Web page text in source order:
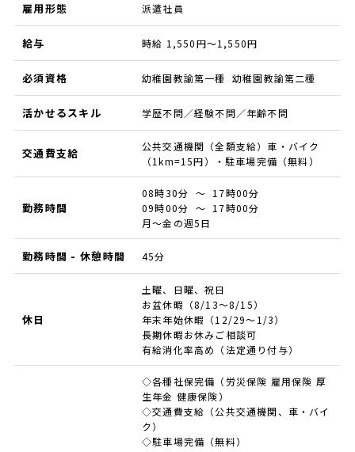
雇用形態 派遣社員
給与 時給 1,550円～1,550円
必須資格 幼稚園教諭第一種 幼稚園教諭第二種
活かせるスキル 学歴不問／経験不問／年齢不問
交通費支給
公共交通機関（全額支給）車・バイク
（1km=15円）・駐車場完備（無料）
勤務時間
08時30分 ～ 17時00分
09時00分 ～ 17時00分
月～金の週5日
勤務時間 - 休憩時間 45分
休日
土曜、日曜、祝日
お盆休暇（8/13～8/15）
年末年始休暇（12/29～1/3）
長期休暇お休みご相談可
有給消化率高め（法定通り付与）
◇各種社保完備（労災保険 雇用保険 厚
生年金 健康保険）
◇交通費支給（公共交通機関、車・バイ
ク）
◇駐車場完備（無料）